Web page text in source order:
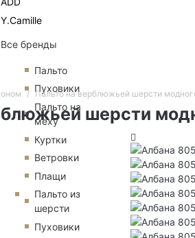
Y.Camille
Все бренды
Пальто
Пуховики
Пальто на
меху
Куртки
Ветровки
Плащи
Пальто из
шерсти
Пуховики
Пальто на верблюжьей шерсти
шерсти